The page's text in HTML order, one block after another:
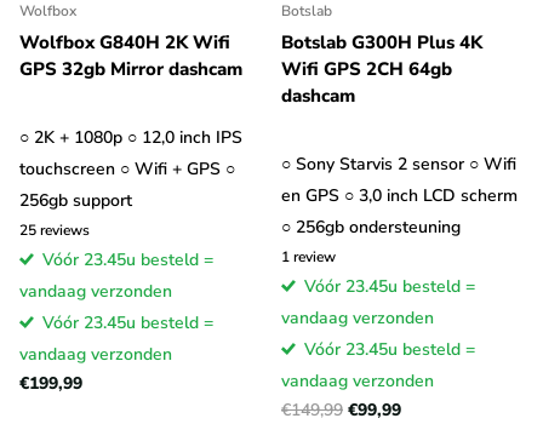
Wolfbox
Wolfbox G840H 2K Wifi
GPS 32gb Mirror dashcam
○ 2K + 1080p ○ 12,0 inch IPS
touchscreen ○ Wifi + GPS ○
256gb support
25reviews
Vóór 23.45u besteld =
vandaag verzonden
Vóór 23.45u besteld =
vandaag verzonden
€199,99
Botslab
Botslab G300H Plus 4K
Wifi GPS 2CH 64gb
dashcam
○ Sony Starvis 2 sensor ○ Wifi
en GPS ○ 3,0 inch LCD scherm
○ 256gb ondersteuning
1review
Vóór 23.45u besteld =
vandaag verzonden
Vóór 23.45u besteld =
vandaag verzonden
€149,99 €99,99